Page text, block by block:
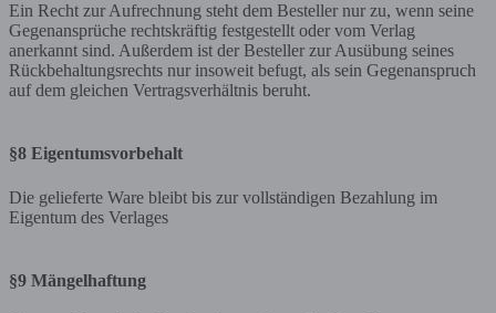
Ein Recht zur Aufrechnung steht dem Besteller nur zu, wenn seine
Gegenansprüche rechtskräftig festgestellt oder vom Verlag
anerkannt sind. Außerdem ist der Besteller zur Ausübung seines
Rückbehaltungsrechts nur insoweit befugt, als sein Gegenanspruch
auf dem gleichen Vertragsverhältnis beruht.
§8 Eigentumsvorbehalt
Die gelieferte Ware bleibt bis zur vollständigen Bezahlung im
Eigentum des Verlages
§9 Mängelhaftung